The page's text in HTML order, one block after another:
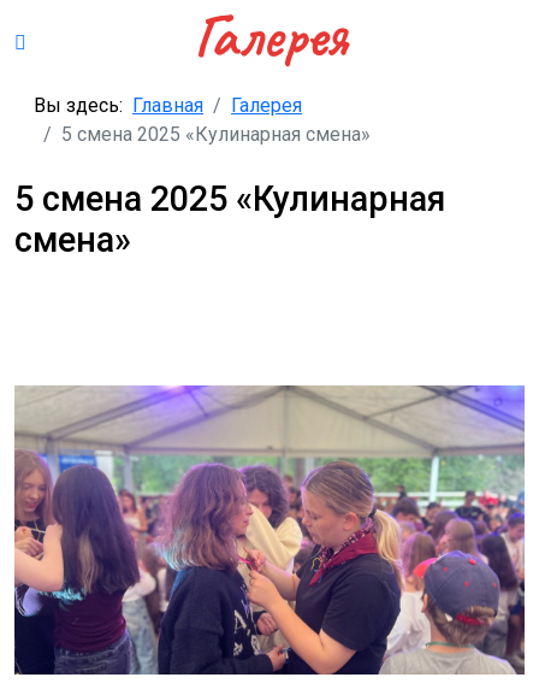
Галерея
Вы здесь: Главная
Галерея
5 смена 2025 «Кулинарная смена»
5 смена 2025 «Кулинарная
смена»